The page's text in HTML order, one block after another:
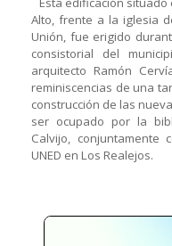
Alto, frente a la iglesia
Unión, fue erigido
consistorial del
arquitecto Ramón
reminiscencias de una
construcción de las
ser ocupado por la
Calvijo,
UNED en Los Realejos.